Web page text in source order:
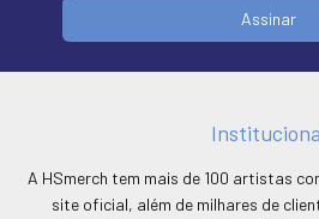
A HSmerch tem mais de 100 artistas
site oficial, além de milhares de